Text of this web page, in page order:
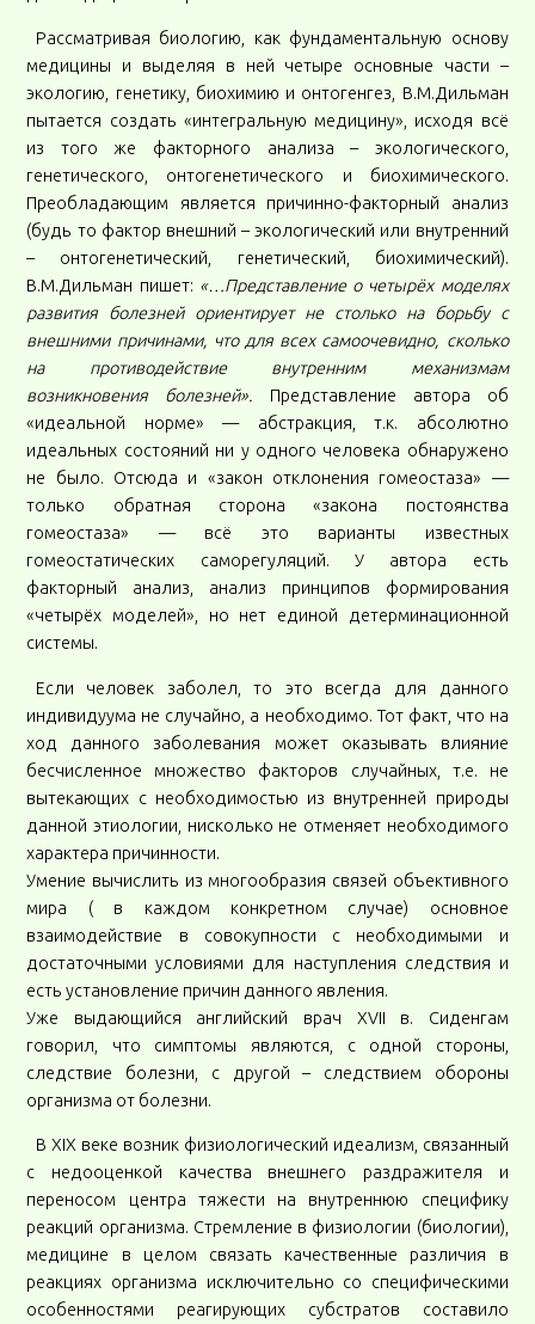
Рассматривая биологию, как фундаментальную основу
медицины и выделяя в ней четыре основные части –
экологию, генетику, биохимию и онтогенгез, В.М.Дильман
пытается создать «интегральную медицину», исходя всё
из того же факторного анализа – экологического,
генетического, онтогенетического и биохимического.
Преобладающим является причинно-факторный анализ
(будь то фактор внешний – экологический или внутренний
– онтогенетический, генетический, биохимический).
В.М.Дильман пишет: «…Представление о четырёх моделях
развития болезней ориентирует не столько на борьбу с
внешними причинами, что для всех самоочевидно, сколько
на противодействие внутренним механизмам
возникновения болезней». Представление автора об
«идеальной норме» — абстракция, т.к. абсолютно
идеальных состояний ни у одного человека обнаружено
не было. Отсюда и «закон отклонения гомеостаза» —
только обратная сторона «закона постоянства
гомеостаза» — всё это варианты известных
гомеостатических саморегуляций. У автора есть
факторный анализ, анализ принципов формирования
«четырёх моделей», но нет единой детерминационной
системы.
Если человек заболел, то это всегда для данного
индивидуума не случайно, а необходимо. Тот факт, что на
ход данного заболевания может оказывать влияние
бесчисленное множество факторов случайных, т.е. не
вытекающих с необходимостью из внутренней природы
данной этиологии, нисколько не отменяет необходимого
характера причинности.
Умение вычислить из многообразия связей объективного
мира ( в каждом конкретном случае) основное
взаимодействие в совокупности с необходимыми и
достаточными условиями для наступления следствия и
есть установление причин данного явления.
Уже выдающийся английский врач XVII в. Сиденгам
говорил, что симптомы являются, с одной стороны,
следствие болезни, с другой – следствием обороны
организма от болезни.
В XIX веке возник физиологический идеализм, связанный
с недооценкой качества внешнего раздражителя и
переносом центра тяжести на внутреннюю специфику
реакций организма. Стремление в физиологии (биологии),
медицине в целом связать качественные различия в
реакциях организма исключительно со специфическими
особенностями реагирующих субстратов составило